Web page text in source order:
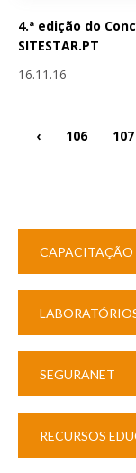
4.ª edição do
SITESTAR.PT
16.11.16
‹ 106 107
CAPACITAÇÃO
SEGURANET
RECURSOS